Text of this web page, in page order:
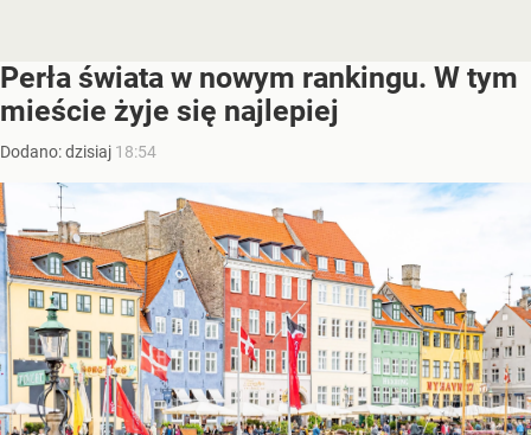
Perła świata w nowym rankingu. W tym
mieście żyje się najlepiej
Dodano:dzisiaj 18:54